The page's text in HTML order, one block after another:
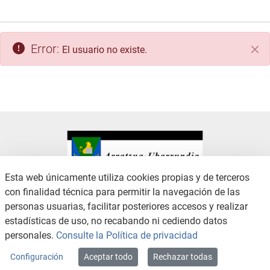
Error: El usuario no existe.
CONTACTO
AVISO LEGAL
CANAL DE DENUNCIAS
POLÍTICA DE PRIVACIDAD
POLÍTICA DE COOKIES
ACCESIBILIDAD
Copyright © 2026 / Excmo. arratzua | Todos los derechos reservados.
Esta web únicamente utiliza cookies propias y de terceros
con finalidad técnica para permitir la navegación de las
personas usuarias, facilitar posteriores accesos y realizar
estadísticas de uso, no recabando ni cediendo datos
personales. Consulte la Política de privacidad
Configuración Aceptar todo Rechazar todas